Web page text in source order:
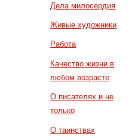
Дела милосердия
Живые художники
Работа
Качество жизни в
любом возрасте
О писателях и не
только
О таинствах